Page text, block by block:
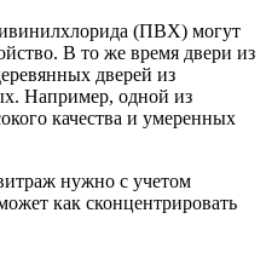
(ПВХ) могут
В то же время двери из
дверей из
Например, одной из
качества и умеренных
нужно с учетом
как сконцентрировать